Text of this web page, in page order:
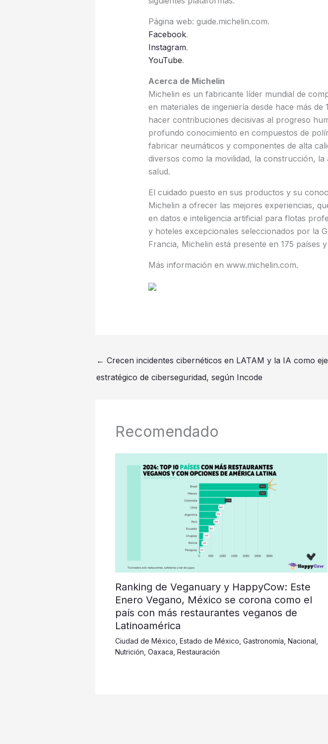
Página web: guide.michelin.com.
Facebook.
Instagram.
YouTube.
Acerca de Michelin
Michelin es un fabricante líder mundial de
en materiales de ingeniería desde hace más
hacer contribuciones decisivas al progreso
profundo conocimiento en compuestos de
fabricar neumáticos y componentes de alta
diversos como la movilidad, la construcción,
salud.
El cuidado puesto en sus productos y su
Michelin a ofrecer las mejores experiencias,
en datos e inteligencia artificial para flotas
y hoteles excepcionales seleccionados por la
Francia, Michelin está presente en 175 países
Más información en www.michelin.com.
← Crecen incidentes cibernéticos en LATAM y la IA como eje
estratégico de ciberseguridad, según Incode
Recomendado
Ranking de Veganuary y HappyCow: Este
Enero Vegano, México se corona como el
país con más restaurantes veganos de
Latinoamérica
Ciudad de México Estado de México Gastronomía Nacional
Nutrición Oaxaca Restauración